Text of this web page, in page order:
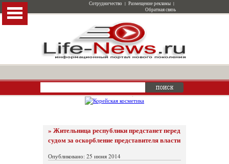
Сотрудничество | Размещение рекламы |
Обратная связь
» Жительница республики предстанет перед
судом за оскорбление представителя власти
Опубликовано: 25 июня 2014